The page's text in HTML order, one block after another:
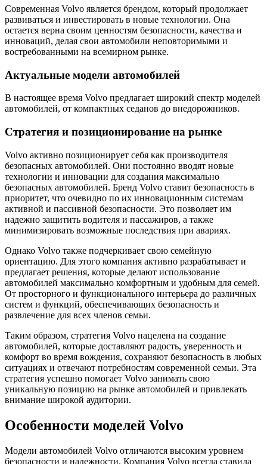
Современная Volvo является брендом, который продолжает
развиваться и инвестировать в новые технологии. Она
остается верна своим ценностям безопасности, качества и
инноваций, делая свои автомобили неповторимыми и
востребованными на всемирном рынке.
Актуальные модели автомобилей
В настоящее время Volvo предлагает широкий спектр моделей
автомобилей, от компактных седанов до внедорожников.
Стратегия и позиционирование на рынке
Volvo активно позиционирует себя как производителя
безопасных автомобилей. Они постоянно вводят новые
технологии и инновации для создания максимально
безопасных автомобилей. Бренд Volvo ставит безопасность в
приоритет, что очевидно по их инновационным системам
активной и пассивной безопасности. Это позволяет им
надежно защитить водителя и пассажиров, а также
минимизировать возможные последствия при авариях.
Однако Volvo также подчеркивает свою семейную
ориентацию. Для этого компания активно разрабатывает и
предлагает решения, которые делают использование
автомобилей максимально комфортным и удобным для семей.
От просторного и функционального интерьера до различных
систем и функций, обеспечивающих безопасность и
развлечение для всех членов семьи.
Таким образом, стратегия Volvo нацелена на создание
автомобилей, которые доставляют радость, уверенность и
комфорт во время вождения, сохраняют безопасность в любых
ситуациях и отвечают потребностям современной семьи. Эта
стратегия успешно помогает Volvo занимать свою
уникальную позицию на рынке автомобилей и привлекать
внимание широкой аудитории.
Особенности моделей Volvo
Модели автомобилей Volvo отличаются высоким уровнем
безопасности и надежности. Компания Volvo всегда ставила